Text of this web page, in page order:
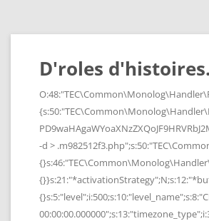
Skip
D'roles d'histoires.
-d >